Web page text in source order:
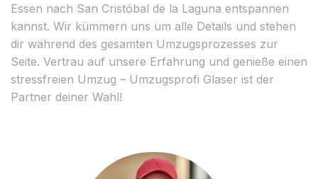
Essen nach San Cristóbal de la Laguna entspannen
kannst. Wir kümmern uns um alle Details und stehen
dir während des gesamten Umzugsprozesses zur
Seite. Vertrau auf unsere Erfahrung und genieße einen
stressfreien Umzug – Umzugsprofi Glaser ist der
Partner deiner Wahl!